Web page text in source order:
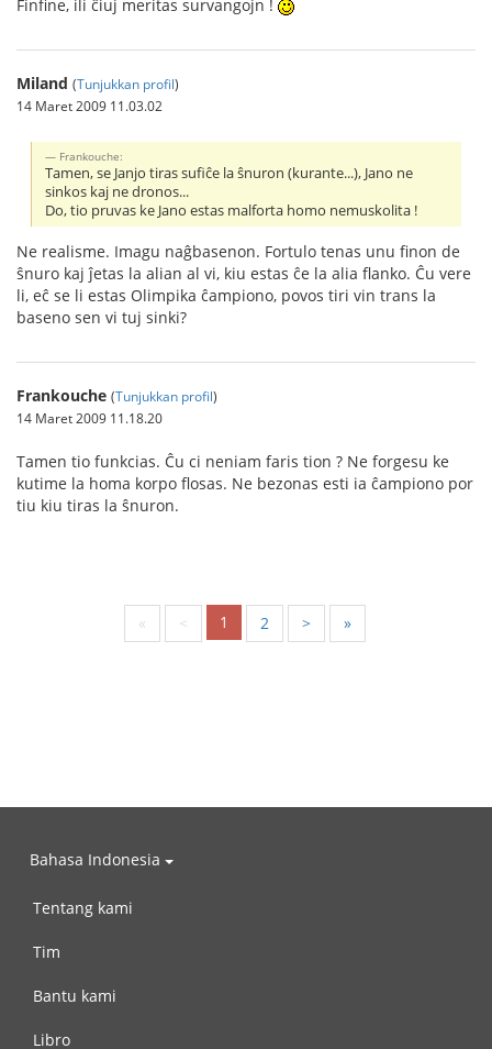
Finfine, ili ĉiuj meritas survangojn !
Miland (Tunjukkan profil)
14 Maret 2009 11.03.02
Frankouche:
Tamen, se Janjo tiras sufiĉe la ŝnuron (kurante...), Jano ne
sinkos kaj ne dronos...
Do, tio pruvas ke Jano estas malforta homo nemuskolita !
Ne realisme. Imagu naĝbasenon. Fortulo tenas unu finon de
ŝnuro kaj ĵetas la alian al vi, kiu estas ĉe la alia flanko. Ĉu vere
li, eĉ se li estas Olimpika ĉampiono, povos tiri vin trans la
baseno sen vi tuj sinki?
Frankouche (Tunjukkan profil)
14 Maret 2009 11.18.20
Tamen tio funkcias. Ĉu ci neniam faris tion ? Ne forgesu ke
kutime la homa korpo flosas. Ne bezonas esti ia ĉampiono por
tiu kiu tiras la ŝnuron.
« < 1 2 > »
Bahasa Indonesia
Tentang kami
Tim
Bantu kami
Libro